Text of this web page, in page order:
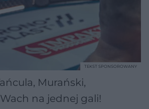
Murański,
na jednej gali!
TEKST SPONSOROWANY